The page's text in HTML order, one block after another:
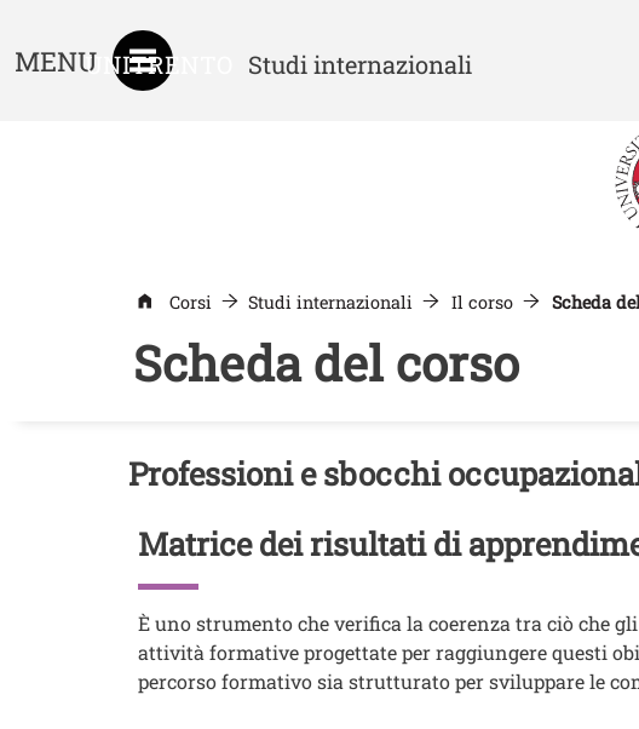
UNITRENTO Studi internazionali
MENU
Corsi Studi internazionali Il corso Scheda
Scheda del corso
Contenuto
Professioni e sbocchi
Titolo
Matrice dei risultati di
Testo
È uno strumento che verifica la coerenza tra ciò che
attività formative progettate per raggiungere questi
percorso formativo sia strutturato per sviluppare le